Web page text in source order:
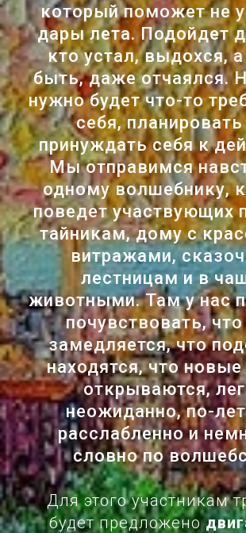
который поможет не
дары лета. Подойдет
кто устал, выдохся,
быть, даже отчаялся.
нужно будет что-то
себя,
принуждать себя к
Мы отправимся
одному волшебнику,
поведет участвующих
тайникам, дому с
витражами,
лестницам и в
животными. Там у нас
почувствовать,
замедляется, что
находятся, что новые
открываются,
неожиданно, по-
расслабленно и
словно по
Для этого участникам
будет предложено